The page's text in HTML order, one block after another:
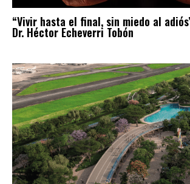
“Vivir hasta el final, sin miedo al
Dr. Héctor Echeverri Tobón